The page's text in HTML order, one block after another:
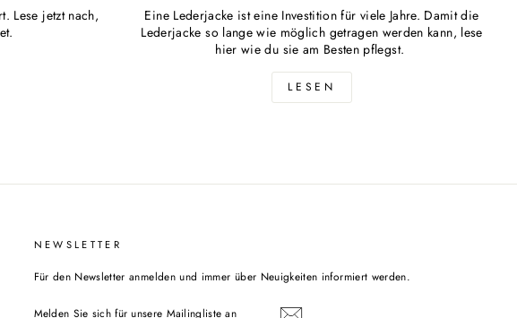
Lese jetzt nach,
Eine Lederjacke ist eine Investition für viele Jahre. Damit die
Lederjacke so lange wie möglich getragen werden kann, lese
hier wie du sie am Besten pflegst.
LESEN
NEWSLETTER
Für den Newsletter anmelden und immer über Neuigkeiten informiert werden.
SIE